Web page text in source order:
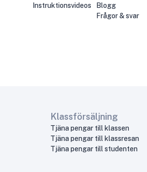
Instruktionsvideos
Blogg
Frågor & svar
Klassförsäljning
Tjäna pengar till klassen
Tjäna pengar till klassresan
Tjäna pengar till studenten